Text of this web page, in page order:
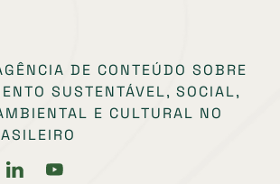
DE CONTEÚDO SOBRE
SUSTENTÁVEL, SOCIAL,
E CULTURAL NO